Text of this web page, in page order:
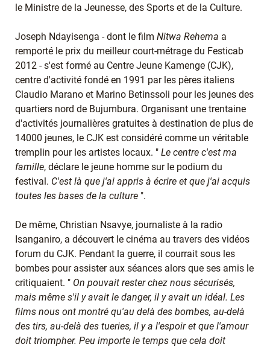
le Ministre de la Jeunesse, des Sports et de la Culture.
Joseph Ndayisenga - dont le film Nitwa Rehema a
remporté le prix du meilleur court-métrage du Festicab
2012 - s'est formé au Centre Jeune Kamenge (CJK),
centre d'activité fondé en 1991 par les pères italiens
Claudio Marano et Marino Betinssoli pour les jeunes des
quartiers nord de Bujumbura. Organisant une trentaine
d'activités journalières gratuites à destination de plus de
14000 jeunes, le CJK est considéré comme un véritable
tremplin pour les artistes locaux. " Le centre c'est ma
famille, déclare le jeune homme sur le podium du
festival. C'est là que j'ai appris à écrire et que j'ai acquis
toutes les bases de la culture ".
De même, Christian Nsavye, journaliste à la radio
Isanganiro, a découvert le cinéma au travers des vidéos
forum du CJK. Pendant la guerre, il courrait sous les
bombes pour assister aux séances alors que ses amis le
critiquaient. " On pouvait rester chez nous sécurisés,
mais même s'il y avait le danger, il y avait un idéal. Les
films nous ont montré qu'au delà des bombes, au-delà
des tirs, au-delà des tueries, il y a l'espoir et que l'amour
doit triompher. Peu importe le temps que cela doit